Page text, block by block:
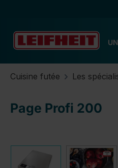
Cuisine futée Les
Page Profi 200